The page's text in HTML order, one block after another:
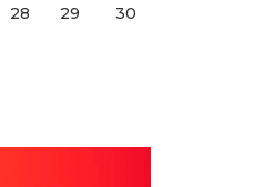
28 29
30